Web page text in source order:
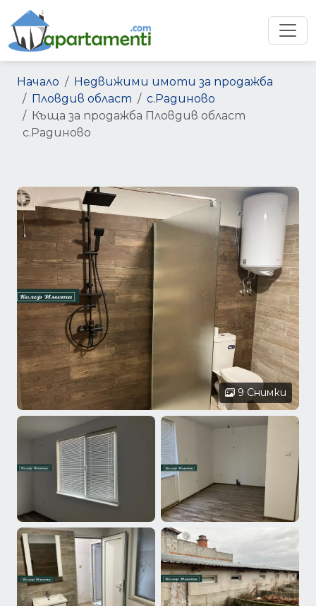
Начало
Недвижими имоти за продажба
Пловдив област
с.Радиново
Къща за продажба Пловдив област
с.Радиново
9 Снимки